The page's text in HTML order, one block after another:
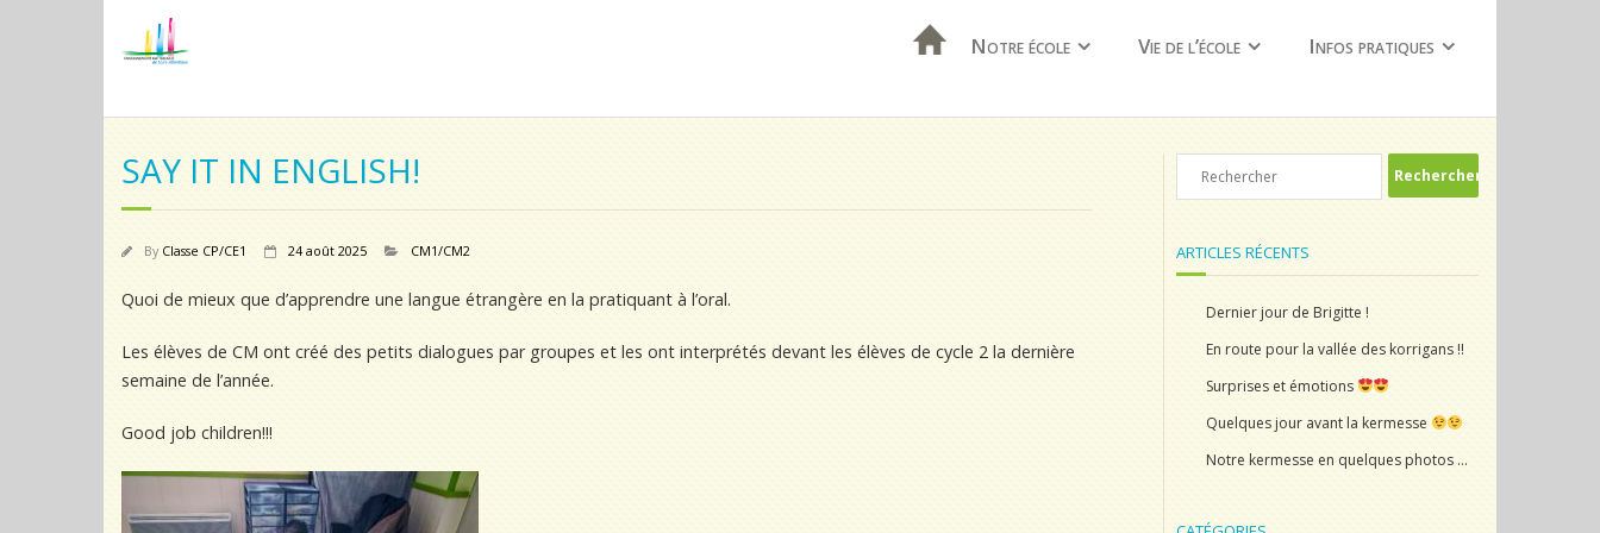
Notre école Vie de l’école Infos pratiques
SAY IT IN ENGLISH!
By Classe CP/CE1 24 août 2025 CM1/CM2
Quoi de mieux que d’apprendre une langue étrangère en la pratiquant à l’oral.
Les élèves de CM ont créé des petits dialogues par groupes et les ont interprétés devant les élèves de cycle 2 la dernière
semaine de l’année.
Good job children!!!
ARTICLES RÉCENTS
Dernier jour de Brigitte !
En route pour la vallée des korrigans !!
Surprises et émotions
Quelques jour avant la kermesse
Notre kermesse en quelques photos …